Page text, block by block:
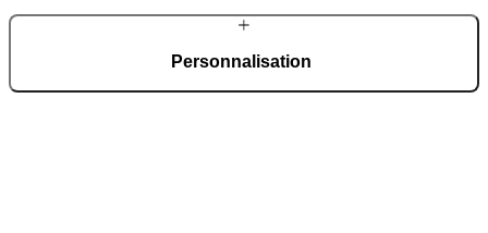
Personnalisation